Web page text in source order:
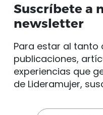
Suscríbete a
newsletter
Para estar al tanto
publicaciones,
experiencias que
de Lideramujer,